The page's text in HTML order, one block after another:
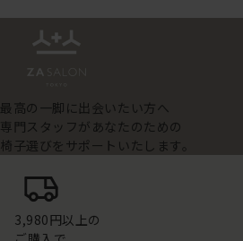
最高の一脚に出会いたい方へ
専門スタッフがあなたのための
椅子選びをサポートいたします。
3,980円以上の